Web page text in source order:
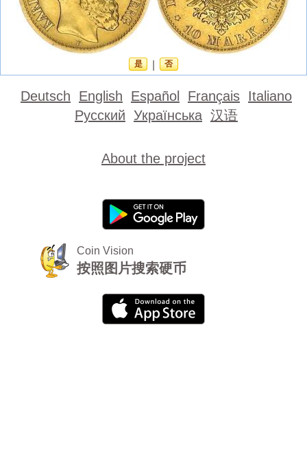
是 否
Deutsch English Español Français Italiano
Русский Українська 汉语
About the project
Coin Vision
按照图片搜索硬币